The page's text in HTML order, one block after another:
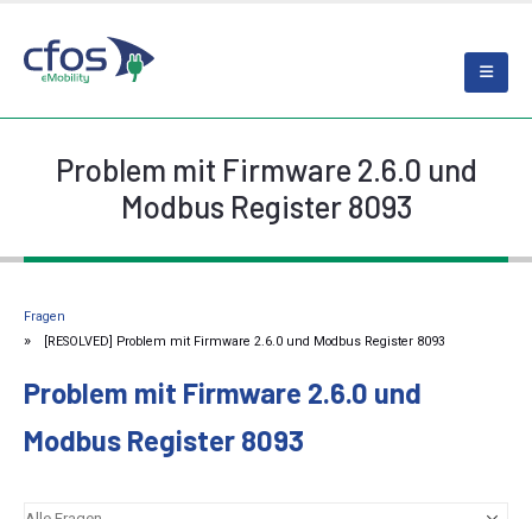
Problem mit Firmware 2.6.0 und
Modbus Register 8093
Fragen
[RESOLVED] Problem mit Firmware 2.6.0 und Modbus Register 8093
Problem mit Firmware 2.6.0 und
Modbus Register 8093